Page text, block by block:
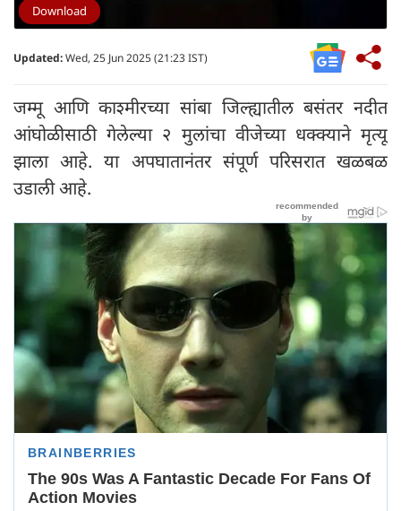
Download
Updated:Wed, 25 Jun 2025 (21:23 IST)
जम्मू आणि काश्मीरच्या सांबा जिल्ह्यातील बसंतर नदीत
आंघोळीसाठी गेलेल्या २ मुलांचा वीजेच्या धक्क्याने मृत्यू
झाला आहे. या अपघातानंतर संपूर्ण परिसरात खळबळ
उडाली आहे.